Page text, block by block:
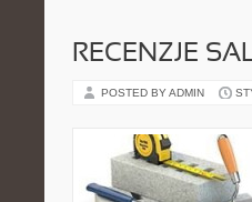
RECENZJE
POSTED BY ADMIN